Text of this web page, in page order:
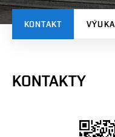
KONTAKT VÝUKA
KONTAKTY